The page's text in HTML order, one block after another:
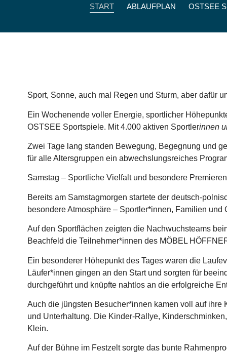
START ABLAUFPLAN OSTSEE
Sport, Sonne, auch mal Regen und Sturm, aber dafür
Ein Wochenende voller Energie, sportlicher
OSTSEE Sportspiele. Mit 4.000 aktiven Sportlerinnen
Zwei Tage lang standen Bewegung, Begegnung und
für alle Altersgruppen ein abwechslungsreiches
Samstag – Sportliche Vielfalt und besondere Premieren
Bereits am Samstagmorgen startete der deutsch-
besondere Atmosphäre – Sportler*innen, Familien
Auf den Sportflächen zeigten die Nachwuchsteams
Beachfeld die Teilnehmer*innen des MÖBEL
Ein besonderer Höhepunkt des Tages waren die
Läufer*innen gingen an den Start und sorgten für
durchgeführt und knüpfte nahtlos an die erfolgreiche
Auch die jüngsten Besucher*innen kamen voll auf
und Unterhaltung. Die Kinder-Rallye,
Klein.
Auf der Bühne im Festzelt sorgte das bunte